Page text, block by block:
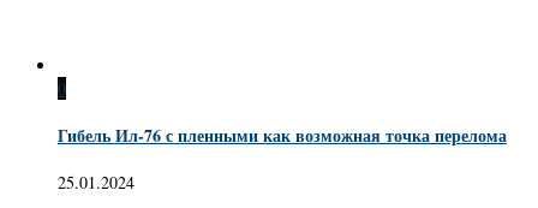
0
Гибель Ил-76 с пленными как возможная точка перелома
25.01.2024